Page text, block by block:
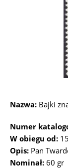
Nazwa: Bajki
Numer
W obiegu od:
Opis: Pan
Nominał: 60 gr